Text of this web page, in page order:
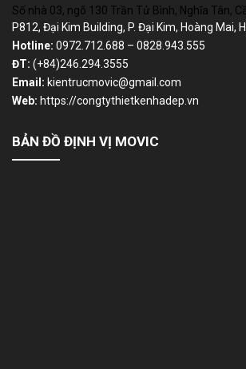
Số nhà 03, ngõ 130 Trần Tử Bình, Nghĩa Tân,
P812, Đại Kim Building, P. Đại Kim, Hoàng Mai,
Hotline: 0972.712.688 – 0828.943.555
ĐT: (+84)246.294.3555
Email: kientrucmovic@gmail.com
Web: https://congtythietkenhadep.vn
BẢN ĐỒ ĐỊNH VỊ MOVIC